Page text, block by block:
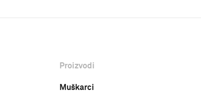
Proizvodi
Muškarci